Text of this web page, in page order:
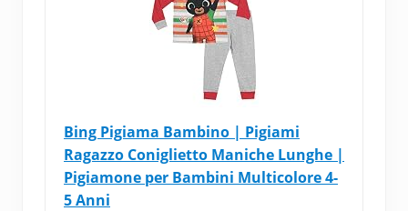
Bing Pigiama Bambino | Pigiami
Ragazzo Coniglietto Maniche Lunghe |
Pigiamone per Bambini Multicolore 4-
5 Anni